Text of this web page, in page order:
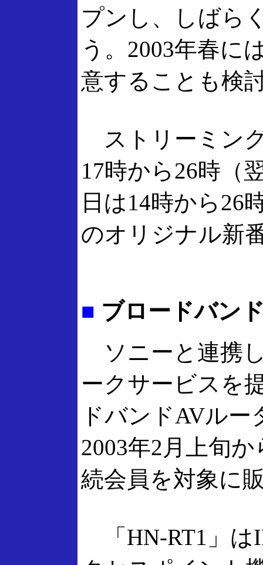
プンし、しばら
う。2003年春に
意することも検
ストリーミン
17時から26時（
日は14時から26
のオリジナル新
■ ブロードバン
ソニーと連携
ークサービスを
ドバンドAVルー
2003年2月上旬
続会員を対象に
「HN-RT1」は